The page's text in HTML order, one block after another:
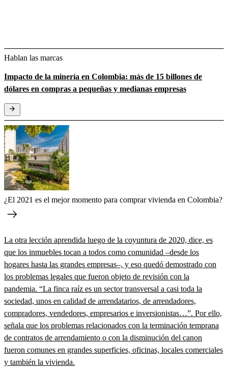
Hablan las marcas
Impacto de la minería en Colombia: más de 15 billones de
dólares en compras a pequeñas y medianas empresas
¿El 2021 es el mejor momento para comprar vivienda en Colombia?
La otra lección aprendida luego de la coyuntura de 2020, dice, es
que los inmuebles tocan a todos como comunidad –desde los
hogares hasta las grandes empresas–, y eso quedó demostrado con
los problemas legales que fueron objeto de revisión con la
pandemia. “La finca raíz es un sector transversal a casi toda la
sociedad, unos en calidad de arrendatarios, de arrendadores,
compradores, vendedores, empresarios e inversionistas…”. Por ello,
señala que los problemas relacionados con la terminación temprana
de contratos de arrendamiento o con la disminución del canon
fueron comunes en grandes superficies, oficinas, locales comerciales
y también la vivienda.